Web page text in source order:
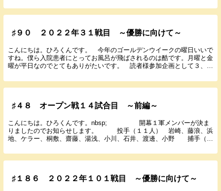
♯９０ ２０２２年３１戦目 ～優勝に向けて～
こんにちは。ひろくんです。 今年のゴールデンウイークの曜日いいで
すね。僕ら入院患者にとってお風呂が飛ばされるのは酷です。月曜と金
曜が平日なのでとてもありがたいです。 読者様参加企画として３、４
♯４８ オープン戦１４試合目 ～前編～
こんにちは。ひろくんです。nbsp; 開幕１軍メンバーが決ま
りましたのでお知らせします。 投手（１１人） 岩崎、藤浪、浜
地、ケラー、桐敷、齋藤、湯浅、小川、石井、渡邊、小野 捕手（
♯１８６ ２０２２年１０１戦目 ～優勝に向けて～